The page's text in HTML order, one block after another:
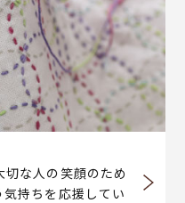
な人の笑顔のため
持ちを応援してい